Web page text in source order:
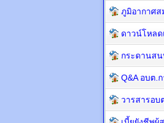
ภูมิอากาศส
ดาวน์โหลด
กระดานส
Q&A อบต.
วารสารอบ